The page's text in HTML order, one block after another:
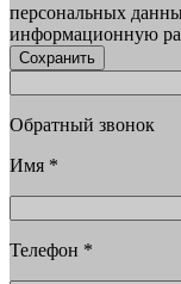
персональных
информационную
Сохранить
Обратный звонок
Имя *
Телефон *